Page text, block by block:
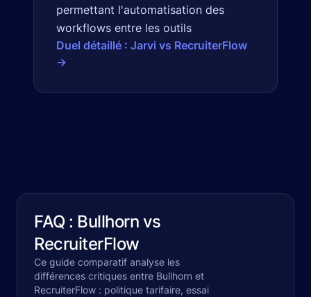
permettant l'automatisation des
workflows entre les outils
Duel détaillé : Jarvi vs RecruiterFlow
→
FAQ : Bullhorn vs
RecruiterFlow
Ce guide comparatif analyse les
différences critiques entre Bullhorn et
RecruiterFlow : politique tarifaire, essai